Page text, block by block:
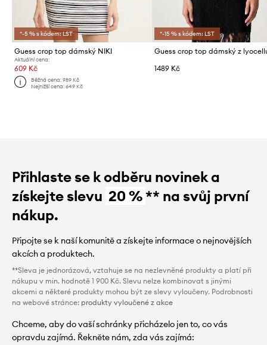
*-5 % s kódem: LST
Guess crop top dámský NIKI
Aktuální cena:
609 Kč
Běžná cena:989 Kč
Nejnižší cena:649 Kč
*-15 % s kódem: LST
Guess crop top dámský z
1489 Kč
Přihlaste se k odběru novinek a
získejte slevu 20 %** na svůj první
nákup.
Připojte se k naší komunitě a získejte informace o nejnovějších
akcích a produktech.
**Sleva je jednorázová, vztahuje se na nezlevněné produkty a platí při
nákupu v min. hodnotě 1 900 Kč. Slevu nelze kombinovat s jinými
akcemi a některé produkty mohou být ze slevy vyloučeny. Podrobnosti
na webové stránce: produkty vyloučené z akce
Chceme, aby do vaší schránky přicházelo jen to, co vás
opravdu zajímá. Řekněte nám, zda vás zajímá: